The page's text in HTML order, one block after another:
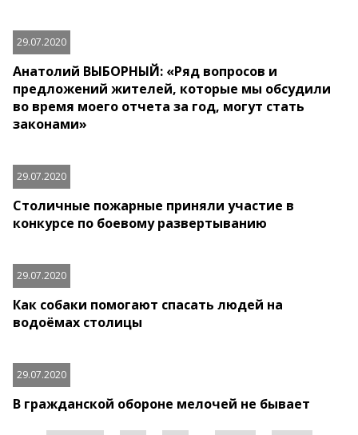
29.07.2020
Анатолий ВЫБОРНЫЙ: «Ряд вопросов и
предложений жителей, которые мы обсудили
во время моего отчета за год, могут стать
законами»
29.07.2020
Столичные пожарные приняли участие в
конкурсе по боевому развертыванию
29.07.2020
Как собаки помогают спасать людей на
водоёмах столицы
29.07.2020
В гражданской обороне мелочей не бывает